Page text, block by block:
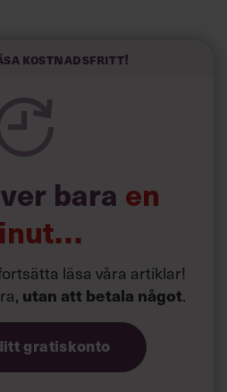
Google:
kostnadsfritt!
bara en
läsa våra artiklar!
utan att betala något.
gratiskonto